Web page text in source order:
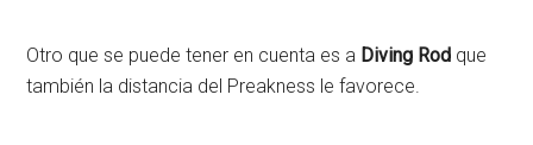
Otro que se puede tener en cuenta es a Diving Rod que
también la distancia del Preakness le favorece.